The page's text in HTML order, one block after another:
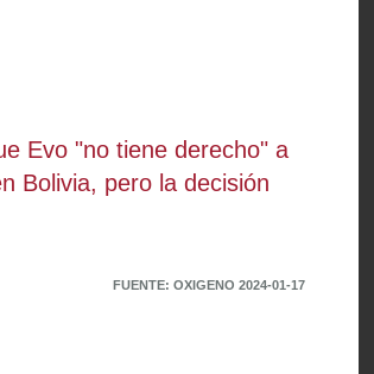
Evo "no tiene derecho" a
Bolivia, pero la decisión
FUENTE: OXIGENO 2024-01-17